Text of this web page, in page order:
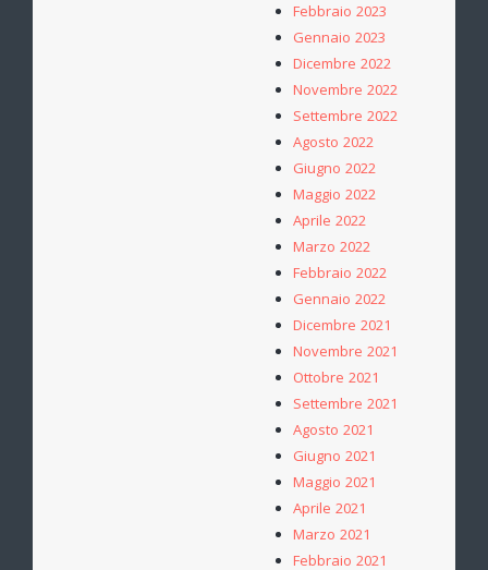
Febbraio 2023
Gennaio 2023
Dicembre 2022
Novembre 2022
Settembre 2022
Agosto 2022
Giugno 2022
Maggio 2022
Aprile 2022
Marzo 2022
Febbraio 2022
Gennaio 2022
Dicembre 2021
Novembre 2021
Ottobre 2021
Settembre 2021
Agosto 2021
Giugno 2021
Maggio 2021
Aprile 2021
Marzo 2021
Febbraio 2021